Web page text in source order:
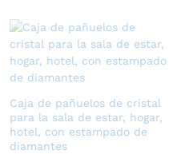
Caja de pañuelos de cristal
para la sala de estar, hogar,
hotel, con estampado de
diamantes